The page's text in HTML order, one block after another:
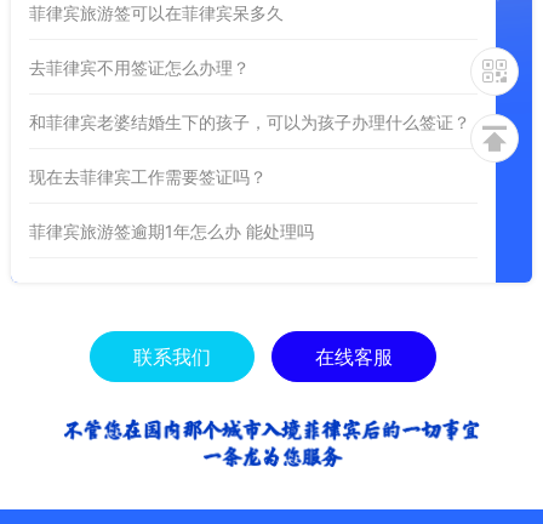
菲律宾旅游签可以在菲律宾呆多久
去菲律宾不用签证怎么办理？
和菲律宾老婆结婚生下的孩子，可以为孩子办理什么签证？
现在去菲律宾工作需要签证吗？
菲律宾旅游签逾期1年怎么办 能处理吗
联系我们 在线客服